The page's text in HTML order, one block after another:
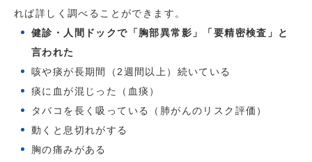
れば詳しく調べることができます。
健診・人間ドックで「胸部異常影」「要精密検査」と
言われた
咳や痰が長期間（2週間以上）続いている
痰に血が混じった（血痰）
タバコを長く吸っている（肺がんのリスク評価）
動くと息切れがする
胸の痛みがある